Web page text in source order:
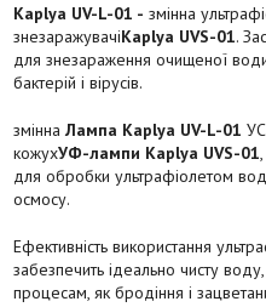
Kaplya UV-L-01 - змінна
знезаражувачіKaplya UVS-01.
для знезараження очищеної
бактерій і вірусів.
змінна Лампа Kaplya UV-L-01
кожухУФ-лампи Kaplya UVS-01
для обробки ультрафіолетом
осмосу.
Ефективність використання
забезпечить ідеально чисту
процесам, як бродіння і